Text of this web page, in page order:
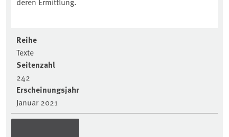
Reihe
Texte
Seitenzahl
242
Erscheinungsjahr
Januar 2021